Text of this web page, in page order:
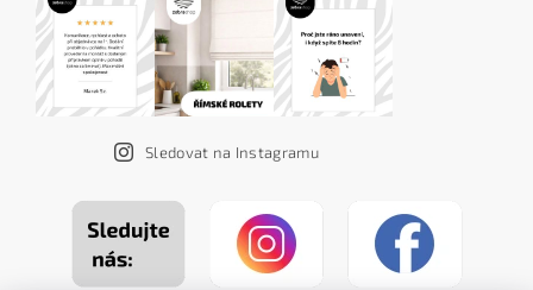
Sledovat na Instagramu